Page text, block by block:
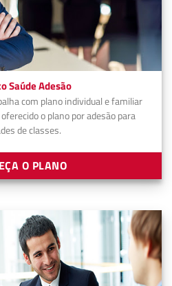
Saúde Adesão
com plano individual e familiar
o plano por adesão para
de classes.
O PLANO